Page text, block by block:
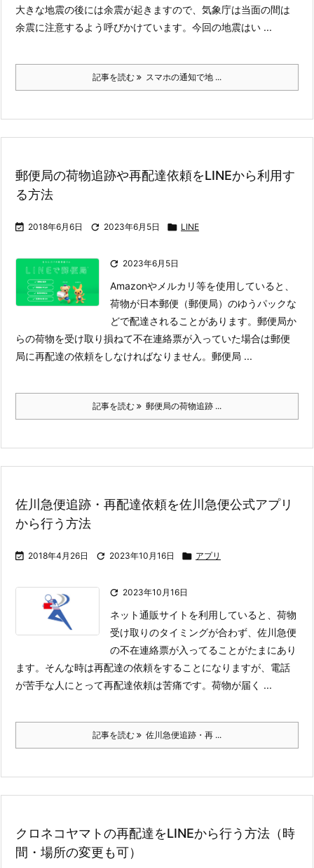
大きな地震の後には余震が起きますので、気象庁は当面の間は
余震に注意するよう呼びかけています。 今回の地震はい ...
記事を読む スマホの通知で地 ...
郵便局の荷物追跡や再配達依頼をLINEから利用す
る方法
 2018年6月6日  2023年6月5日  LINE
 2023年6月5日
Amazonやメルカリ等を使用していると、
荷物が日本郵便（郵便局）のゆうパックな
どで配達されることがあります。郵便局か
らの荷物を受け取り損ねて不在連絡票が入っていた場合は郵便
局に再配達の依頼をしなければなりません。 郵便局 ...
記事を読む 郵便局の荷物追跡 ...
佐川急便追跡・再配達依頼を佐川急便公式アプリ
から行う方法
 2018年4月26日  2023年10月16日  アプリ
 2023年10月16日
ネット通販サイトを利用していると、荷物
受け取りのタイミングが合わず、佐川急便
の不在連絡票が入ってることがたまにあり
ます。そんな時は再配達の依頼をすることになりますが、電話
が苦手な人にとって再配達依頼は苦痛です。 荷物が届く ...
記事を読む 佐川急便追跡・再 ...
クロネコヤマトの再配達をLINEから行う方法（時
間・場所の変更も可）